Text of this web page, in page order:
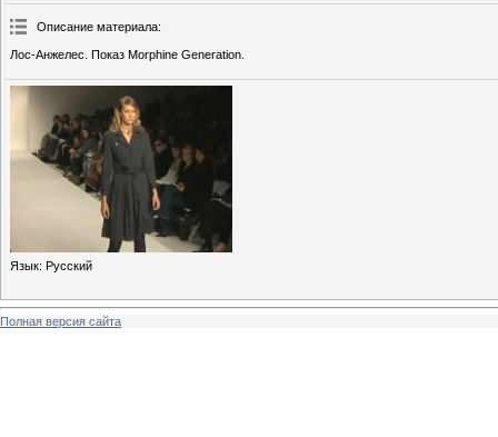
Описание материала:
Лос-Анжелес. Показ Morphine Generation.
Язык: Русский
Полная версия сайта